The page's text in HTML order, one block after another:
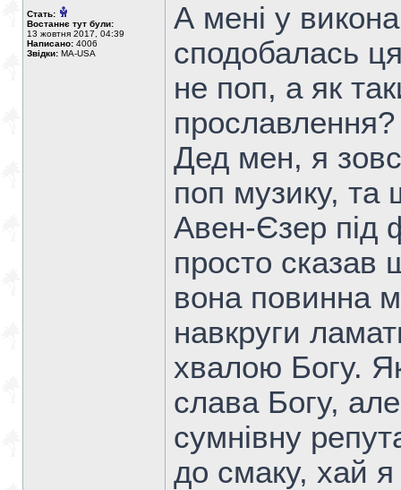
Стать:
Востаннє тут були:
13 жовтня 2017, 04:39
Написано: 4006
Звідки: MA-USA
А мені у
сподобалась
не поп, а як
прославлення?
Дед мен, я
поп музику, та
Авен-Єзер під
просто сказав
вона повинна
навкруги
хвалою Богу.
слава Богу,
сумнівну
до смаку, хай я